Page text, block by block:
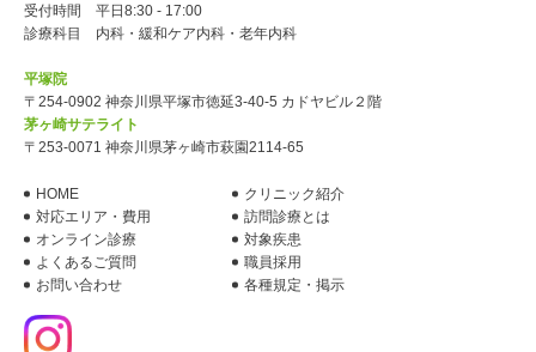
受付時間 平日8:30 - 17:00
診療科目 内科・緩和ケア内科・老年内科
平塚院
〒254-0902 神奈川県平塚市徳延3-40-5 カドヤビル２階
茅ヶ崎サテライト
〒253-0071 神奈川県茅ヶ崎市萩園2114-65
HOME
クリニック紹介
対応エリア・費用
訪問診療とは
オンライン診療
対象疾患
よくあるご質問
職員採用
お問い合わせ
各種規定・掲示